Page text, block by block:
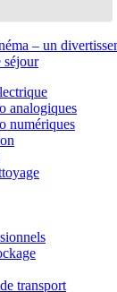
– un
séjour
analogiques
numériques
transport